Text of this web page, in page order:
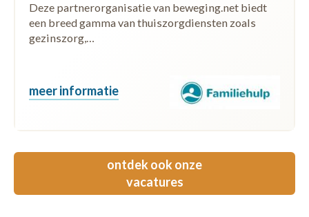
Deze partnerorganisatie van beweging.net biedt
een breed gamma van thuiszorgdiensten zoals
gezinszorg,…
meer informatie
ontdek ook onze
vacatures